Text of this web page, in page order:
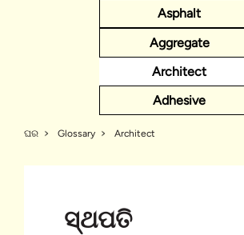
Asphalt
Aggregate
Architect
Adhesive
ଘର Glossary Architect
ସ୍ଥପତି